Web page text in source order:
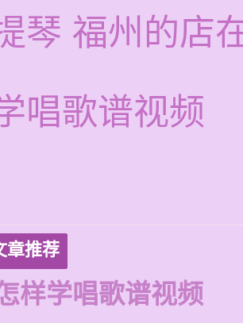
琴 福州的店
唱歌谱视频
章推荐
样学唱歌谱视频